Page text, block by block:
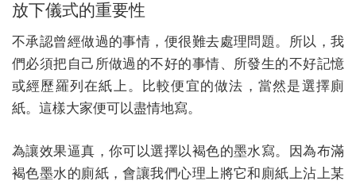
放下儀式的重要性
不承認曾經做過的事情，便很難去處理問題。所以，我
們必須把自己所做過的不好的事情、所發生的不好記憶
或經歷羅列在紙上。比較便宜的做法，當然是選擇廁
紙。這樣大家便可以盡情地寫。
為讓效果逼真，你可以選擇以褐色的墨水寫。因為布滿
褐色墨水的廁紙，會讓我們心理上將它和廁紙上沾上某